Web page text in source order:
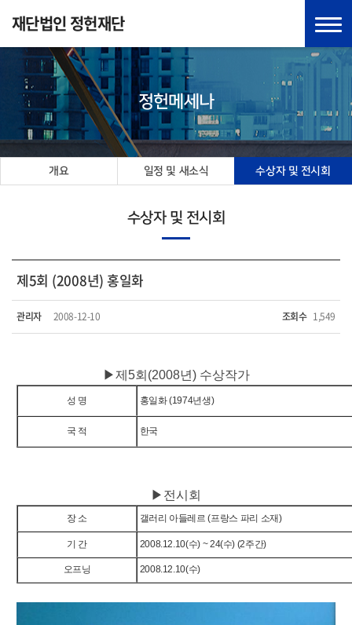
재단법인 정헌재단
정헌메세나
개요 일정 및 새소식 수상자 및 전시회
수상자 및 전시회
제5회 (2008년) 홍일화
관리자 2008-12-10 조회수 1,549
▶제5회(2008년) 수상작가
성 명 홍일화 (1974년생)
국 적 한국
▶전시회
장 소 갤러리 아들레르 (프랑스 파리 소재)
기 간 2008.12.10(수) ~ 24(수) (2주간)
오프닝 2008.12.10(수)